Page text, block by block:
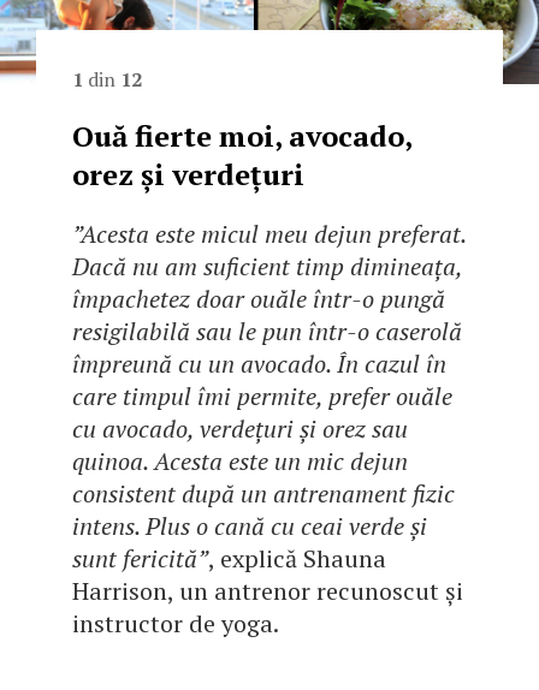
1 din 12
Ouă fierte moi, avocado,
orez și verdețuri
”Acesta este micul meu dejun preferat.
Dacă nu am suficient timp dimineața,
împachetez doar ouăle într-o pungă
resigilabilă sau le pun într-o caserolă
împreună cu un avocado. În cazul în
care timpul îmi permite, prefer ouăle
cu avocado, verdețuri și orez sau
quinoa. Acesta este un mic dejun
consistent după un antrenament fizic
intens. Plus o cană cu ceai verde și
sunt fericită”, explică Shauna
Harrison, un antrenor recunoscut și
instructor de yoga.